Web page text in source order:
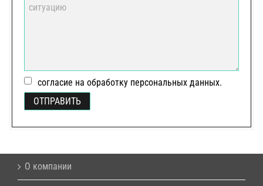
согласие на обработку персональных данных.
О компании